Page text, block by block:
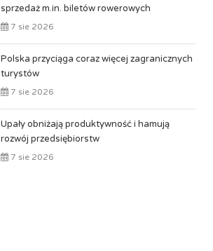
sprzedaż m.in. biletów rowerowych
7 sie 2026
Polska przyciąga coraz więcej zagranicznych
turystów
7 sie 2026
Upały obniżają produktywność i hamują
rozwój przedsiębiorstw
7 sie 2026